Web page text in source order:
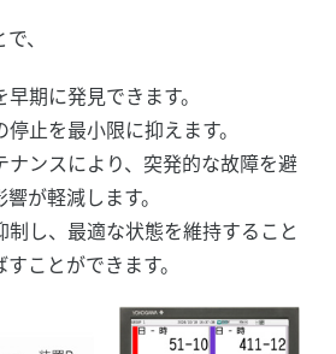
、
期に発見できます。
止を最小限に抑えます。
ナンスにより、突発的な故障を避
が軽減します。
制し、最適な状態を維持すること
ことができます。